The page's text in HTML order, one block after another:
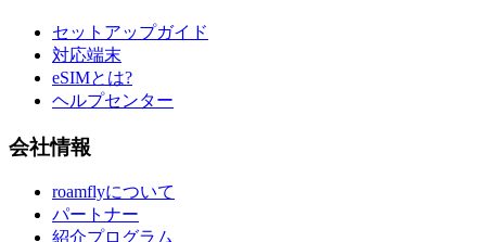
セットアップガイド
対応端末
eSIMとは?
ヘルプセンター
会社情報
roamflyについて
パートナー
紹介プログラム